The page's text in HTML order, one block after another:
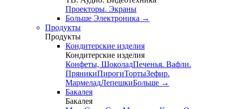
Проекторы. Экраны
Больше Электроника →
Продукты
Продукты
Кондитерские изделия
Кондитерские изделия
Конфеты, ШоколадПеченья. Вафли.
ПряникиПирогиТортыЗефир.
МармеладЛепешкиБольше →
Бакалея
Бакалея